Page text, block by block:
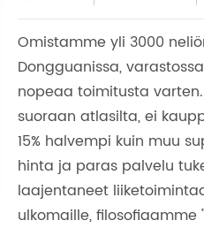
Omistamme yli 3000
Dongguanissa,
nopeaa toimitusta
suoraan atlasilta, ei
15% halvempi kuin muu
hinta ja paras palvelu
laajentaneet
ulkomaille, filosofiaamme